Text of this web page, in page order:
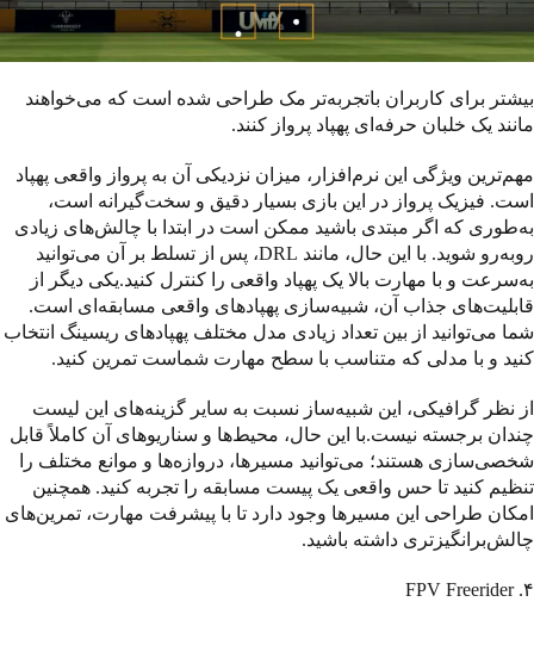
بیشتر برای کاربران باتجربه‌تر مک طراحی شده است که می‌خواهند
مانند یک خلبان حرفه‌ای پهپاد پرواز کنند.
مهم‌ترین ویژگی این نرم‌افزار، میزان نزدیکی آن به پرواز واقعی پهپاد
است. فیزیک پرواز در این بازی بسیار دقیق و سخت‌گیرانه است،
به‌طوری که اگر مبتدی باشید ممکن است در ابتدا با چالش‌های زیادی
روبه‌رو شوید. با این حال، مانند DRL، پس از تسلط بر آن می‌توانید
به‌سرعت و با مهارت بالا یک پهپاد واقعی را کنترل کنید.یکی دیگر از
قابلیت‌های جذاب آن، شبیه‌سازی پهپادهای واقعی مسابقه‌ای است.
شما می‌توانید از بین تعداد زیادی مدل مختلف پهپادهای ریسینگ انتخاب
کنید و با مدلی که متناسب با سطح مهارت شماست تمرین کنید.
از نظر گرافیکی، این شبیه‌ساز نسبت به سایر گزینه‌های این لیست
چندان برجسته نیست.با این حال، محیط‌ها و سناریوهای آن کاملاً قابل
شخصی‌سازی هستند؛ می‌توانید مسیرها، دروازه‌ها و موانع مختلف را
تنظیم کنید تا حس واقعی یک پیست مسابقه را تجربه کنید. همچنین
امکان طراحی این مسیرها وجود دارد تا با پیشرفت مهارت، تمرین‌های
چالش‌برانگیزتری داشته باشید.
۴. FPV Freerider